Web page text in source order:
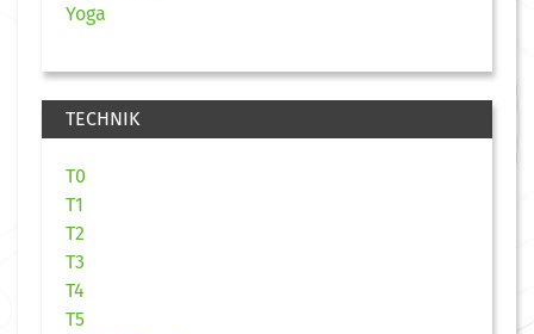
Yoga
TECHNIK
T0
T1
T2
T3
T4
T5